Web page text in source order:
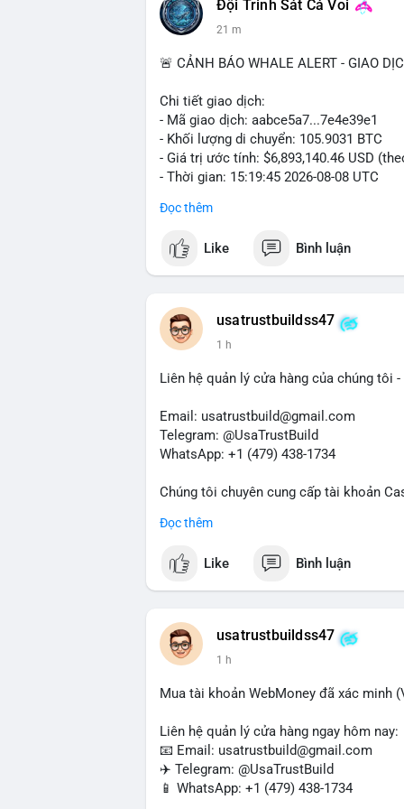
📰 Nguồn: Cointelegraph
Đội Trinh Sát Cá Voi
21 m
🚨 CẢNH BÁO WHALE ALERT - GIAO
Chi tiết giao dịch:
- Mã giao dịch: aabce5a7...7e4e39e1
- Khối lượng di chuyển: 105.9031 BTC
- Giá trị ước tính: $6,893,140.46 USD
- Thời gian: 15:19:45 2026-08-08 UTC
Nhận định phân tích:
nhất cho thấy dấu hiệu của một tổ
lượng này đủ lớn để gây biến động giá
dịch, áp lực bán ngắn hạn có thể hình
năng cao là hành động tích lũy dài hạn.
động lớn, do vậy động thái này cần
Lời khuyên:
sàn lớn thay vì phản ứng theo cảm xúc.
giao dịch.
Đọc thêm
Like Bình luận
usatrustbuildss47
1 h
Liên hệ quản lý cửa hàng của chúng tôi
Email: usatrustbuild@gmail.com
Telegram: @UsaTrustBuild
WhatsApp: +1 (479) 438-1734
Chúng tôi chuyên cung cấp tài khoản
toán USDT và các giao dịch tiền mặt tại
Liên hệ ngay để được tư vấn và hỗ trợ
#sendmoney
Đọc thêm
Like Bình luận
usatrustbuildss47
1 h
Mua tài khoản WebMoney đã xác minh
Liên hệ quản lý cửa hàng ngay hôm nay:
📧 Email: usatrustbuild@gmail.com
✈️ Telegram: @UsaTrustBuild
📱 WhatsApp: +1 (479) 438-1734